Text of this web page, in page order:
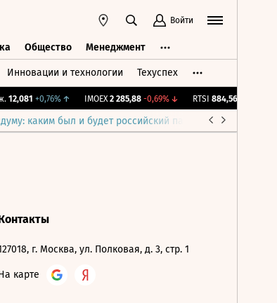
Войти
Общество Менеджмент
Инновации и технологии Техуспех
12,081 +0,76%↑ IMOEX 2 285,88 -0,69%↓ RTSI 884,56 -1,27%
каким был и будет российский парламент
г. Москва, ул. Полковая, д. 3, стр. 1
карте